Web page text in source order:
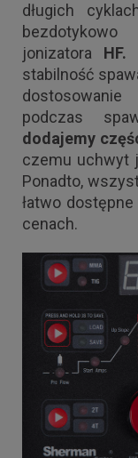
długich
jonizatora HF.
stabilność
podczas
dodajemy
czemu uchwyt
Ponadto,
łatwo
cenach.